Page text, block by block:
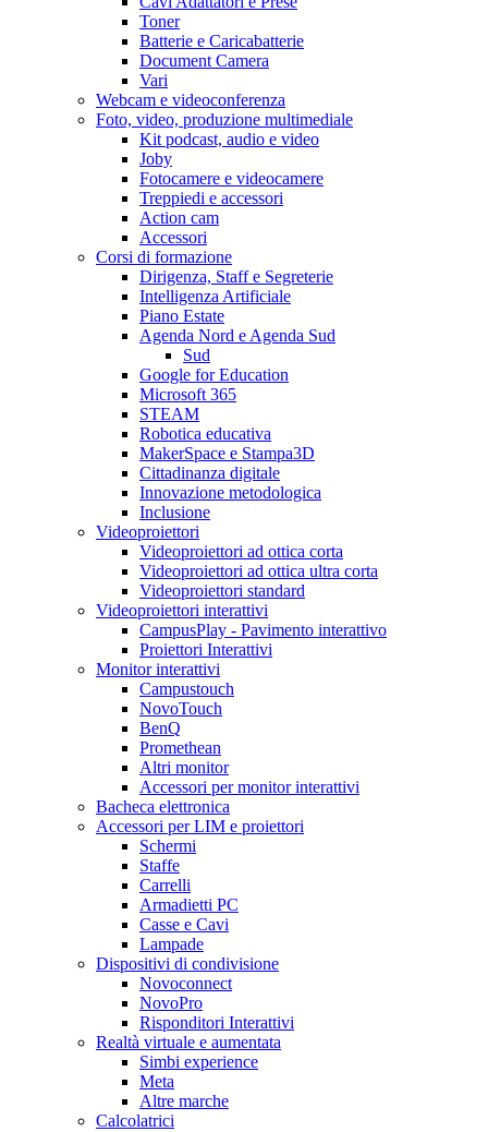
Toner
Batterie e Caricabatterie
Document Camera
Vari
Webcam e videoconferenza
Foto, video, produzione multimediale
Kit podcast, audio e video
Joby
Fotocamere e videocamere
Treppiedi e accessori
Action cam
Accessori
Corsi di formazione
Dirigenza, Staff e Segreterie
Intelligenza Artificiale
Piano Estate
Agenda Nord e Agenda Sud
Sud
Google for Education
Microsoft 365
STEAM
Robotica educativa
MakerSpace e Stampa3D
Cittadinanza digitale
Innovazione metodologica
Inclusione
Videoproiettori
Videoproiettori ad ottica corta
Videoproiettori ad ottica ultra corta
Videoproiettori standard
Videoproiettori interattivi
CampusPlay - Pavimento interattivo
Proiettori Interattivi
Monitor interattivi
Campustouch
NovoTouch
BenQ
Promethean
Altri monitor
Accessori per monitor interattivi
Bacheca elettronica
Accessori per LIM e proiettori
Schermi
Staffe
Carrelli
Armadietti PC
Casse e Cavi
Lampade
Dispositivi di condivisione
Novoconnect
NovoPro
Risponditori Interattivi
Realtà virtuale e aumentata
Simbi experience
Meta
Altre marche
Calcolatrici